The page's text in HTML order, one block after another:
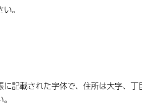
。
記載された字体で、住所は大字、